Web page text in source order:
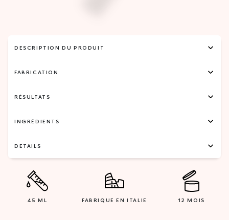
DESCRIPTION DU PRODUIT
FABRICATION
RÉSULTATS
INGRÉDIENTS
DÉTAILS
45 ML FABRIQUE EN ITALIE 12 MOIS